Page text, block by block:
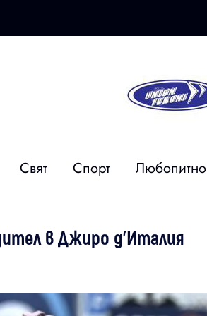
Свят Спорт Любопитно
в Джиро д'Италия